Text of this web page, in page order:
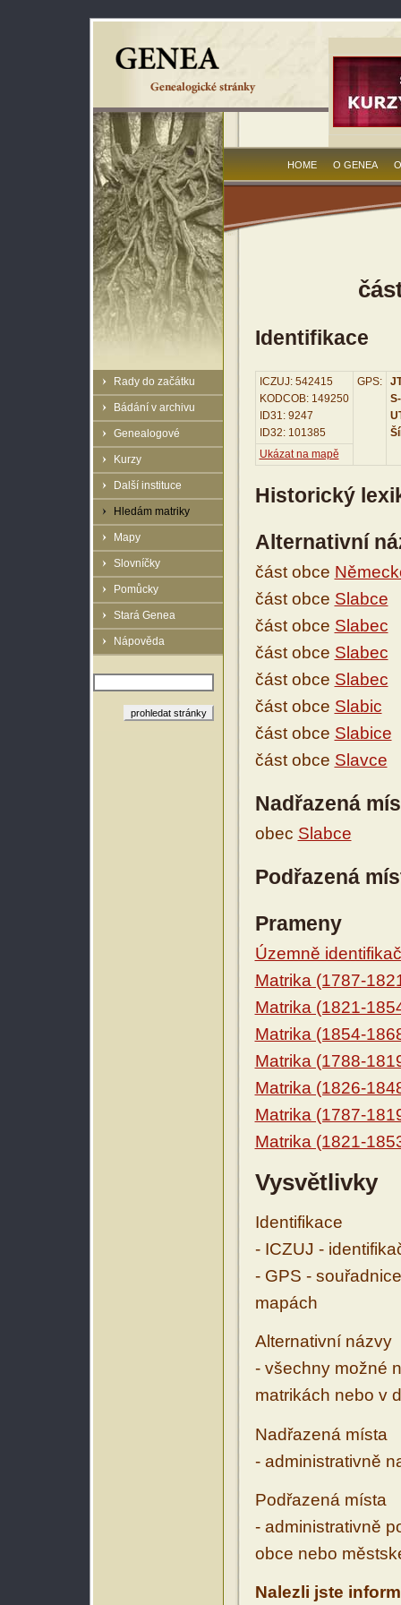
Rady do začátku
Bádání v archivu
Genealogové
Kurzy
Další instituce
Hledám matriky
Mapy
Slovníčky
Pomůcky
Stará Genea
Nápověda
HOME O GENEA
Identifikace
ICZUJ: 542415
KODCOB: 149250
ID31: 9247
ID32: 101385
GPS:
Ukázat na mapě
Historický
Alternativní
část obce
část obce Slabce
část obce Slabec
část obce Slabec
část obce Slabec
část obce Slabic
část obce Slabice
část obce Slavce
Nadřazená
obec Slabce
Podřazená
Prameny
Územně
Matrika (1787-
Matrika (1821-
Matrika (1854-
Matrika (1788-
Matrika (1826-
Matrika (1787-
Matrika (1821-
Vysvětlivky
Identifikace
- ICZUJ -
- GPS -
mapách
Alternativní názvy
- všechny možné
matrikách nebo v
Nadřazená místa
- administrativně
Podřazená místa
- administrativně
obce nebo
Nalezli jste